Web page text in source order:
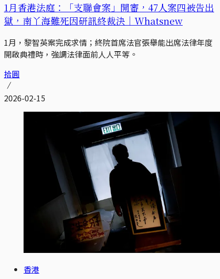
1月香港法庭：「支聯會案」開審，47人案四被告出
獄，南丫海難死因研訊終裁決｜Whatsnew
1月，黎智英案完成求情；終院首席法官張舉能出席法律年度
開啟典禮時，強調法律面前人人平等。
拾圓
2026-02-15
香港